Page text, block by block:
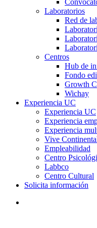
Laboratorios
Red de
Centros
Hub de
Fondo
Growth
Wichay
Experiencia UC
Experiencia UC
Experiencia
Experiencia
Vive
Empleabilidad
Centro
Labbco
Centro Cultural
Solicita información